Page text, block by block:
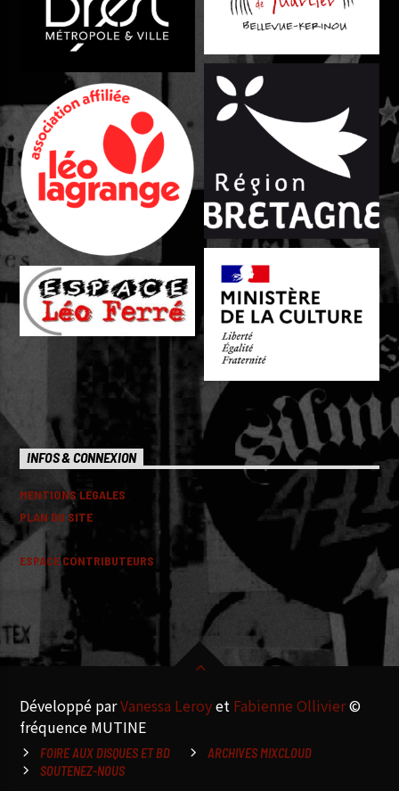
INFOS & CONNEXION
MENTIONS LEGALES
PLAN DU SITE
ESPACE CONTRIBUTEURS
Développé parVanessa Leroyet Fabienne Ollivier©
fréquence MUTINE
FOIRE AUX DISQUES ET BD
ARCHIVES MIXCLOUD
SOUTENEZ-NOUS